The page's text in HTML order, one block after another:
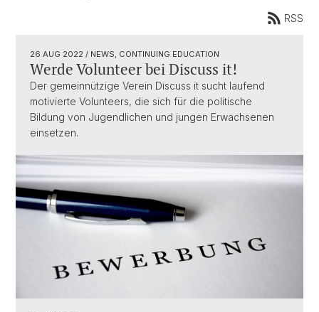
RSS
26 AUG 2022 / NEWS, CONTINUING EDUCATION
Werde Volunteer bei Discuss it!
Der gemeinnützige Verein Discuss it sucht laufend
motivierte Volunteers, die sich für die politische
Bildung von Jugendlichen und jungen Erwachsenen
einsetzen.